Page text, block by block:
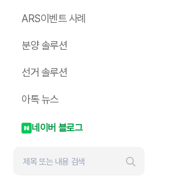
ARS이벤트 사례
분양 솔루션
선거 솔루션
아톡 뉴스
네이버 블로그